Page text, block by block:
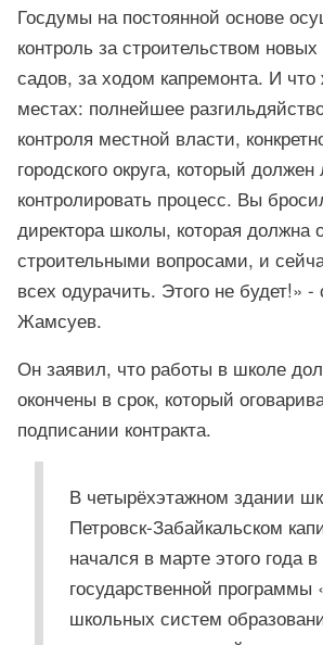
Госдумы на постоянной основе
контроль за строительством
садов, за ходом капремонта. И
местах: полнейшее
контроля местной власти,
городского округа, который
контролировать процесс. Вы
директора школы, которая должна
строительными вопросами, и
всех одурачить. Этого не будет!» -
Жамсуев.
Он заявил, что работы в школе
окончены в срок, который
подписании контракта.
В четырёхэтажном здании
Петровск-Забайкальском
начался в марте этого года
государственной
школьных систем